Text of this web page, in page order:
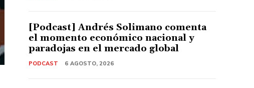
[Podcast] Andrés Solimano comenta
el momento económico nacional y
paradojas en el mercado global
PODCAST 6 AGOSTO, 2026